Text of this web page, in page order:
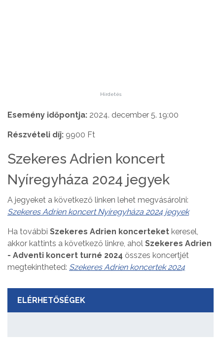
Hirdetés
Esemény időpontja: 2024. december 5. 19:00
Részvételi díj: 9900 Ft
Szekeres Adrien koncert
Nyíregyháza 2024 jegyek
A jegyeket a következő linken lehet megvásárolni:
Szekeres Adrien koncert Nyíregyháza 2024 jegyek
Ha további Szekeres Adrien koncerteket keresel,
akkor kattints a következő linkre, ahol Szekeres Adrien
- Adventi koncert turné 2024 összes koncertjét
megtekintheted: Szekeres Adrien koncertek 2024
ELÉRHETŐSÉGEK